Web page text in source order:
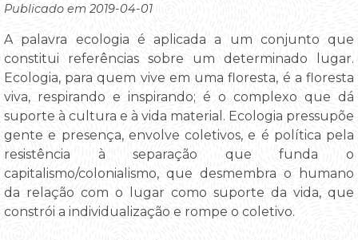
Publicado em 2019-04-01
A palavra ecologia é aplicada a um conjunto que
constitui referências sobre um determinado lugar.
Ecologia, para quem vive em uma floresta, é a floresta
viva, respirando e inspirando; é o complexo que dá
suporte à cultura e à vida material. Ecologia pressupõe
gente e presença, envolve coletivos, e é política pela
resistência à separação que funda o
capitalismo/colonialismo, que desmembra o humano
da relação com o lugar como suporte da vida, que
constrói a individualização e rompe o coletivo.